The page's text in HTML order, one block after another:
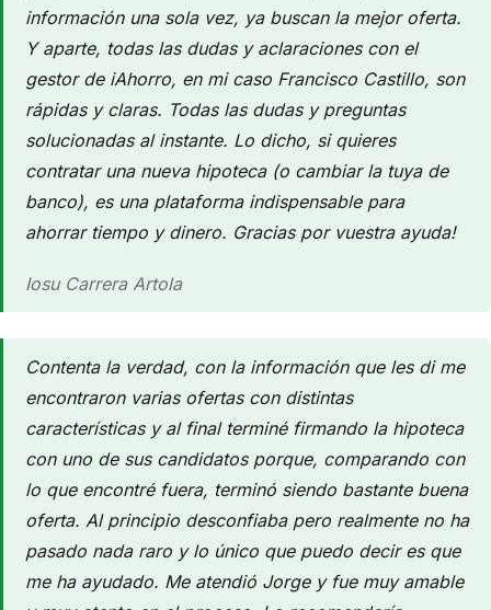
información una sola vez, ya buscan la mejor oferta.
Y aparte, todas las dudas y aclaraciones con el
gestor de iAhorro, en mi caso Francisco Castillo, son
rápidas y claras. Todas las dudas y preguntas
solucionadas al instante. Lo dicho, si quieres
contratar una nueva hipoteca (o cambiar la tuya de
banco), es una plataforma indispensable para
ahorrar tiempo y dinero. Gracias por vuestra ayuda!
Iosu Carrera Artola
Contenta la verdad, con la información que les di me
encontraron varias ofertas con distintas
características y al final terminé firmando la hipoteca
con uno de sus candidatos porque, comparando con
lo que encontré fuera, terminó siendo bastante buena
oferta. Al principio desconfiaba pero realmente no ha
pasado nada raro y lo único que puedo decir es que
me ha ayudado. Me atendió Jorge y fue muy amable